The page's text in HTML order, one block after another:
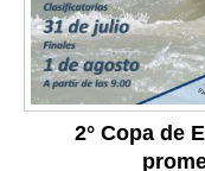
2° Copa de